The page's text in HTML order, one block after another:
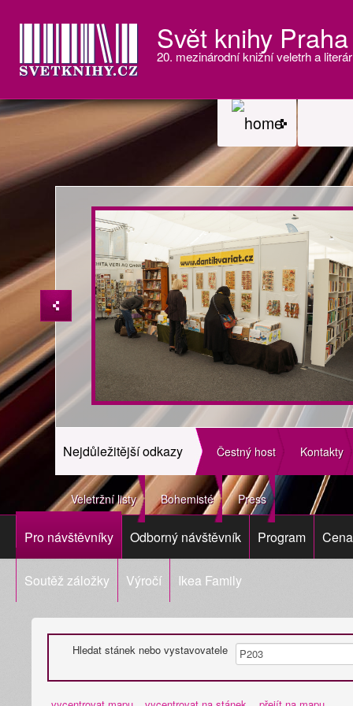
Svět knihy
20. mezinárodní knižní veletrh a
Nejdůležitější odkazy Čestný host Kontakty
Veletržní listy Bohemisté Press
Pro návštěvníky Odborný návštěvník Program
Soutěž záložky Výročí Ikea Family
Hledat stánek nebo vystavovatele